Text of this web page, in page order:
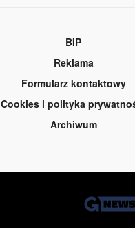
BIP
Reklama
Formularz kontaktowy
Cookies i polityka
Archiwum